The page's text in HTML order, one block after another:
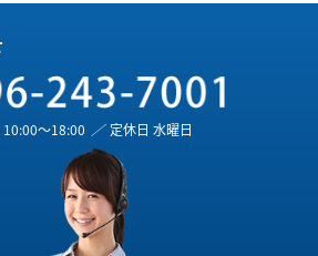
10:00～18:00 ／ 定休日 水曜日